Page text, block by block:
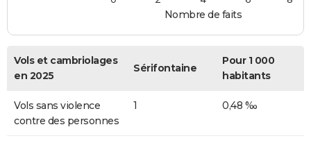
Nombre de faits
Vols et cambriolages
en 2025
Sérifontaine
Pour 1 000
habitants
Vols sans violence
contre des personnes
1 0,48 ‰